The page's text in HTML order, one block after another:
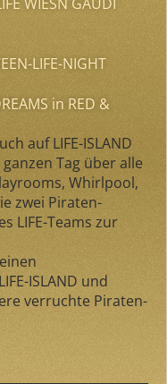
LIFE-NIGHT
in RED &
auf LIFE-ISLAND
Tag über alle
Whirlpool,
zwei Piraten-
LIFE-Teams zur
ISLAND und
verruchte Piraten-